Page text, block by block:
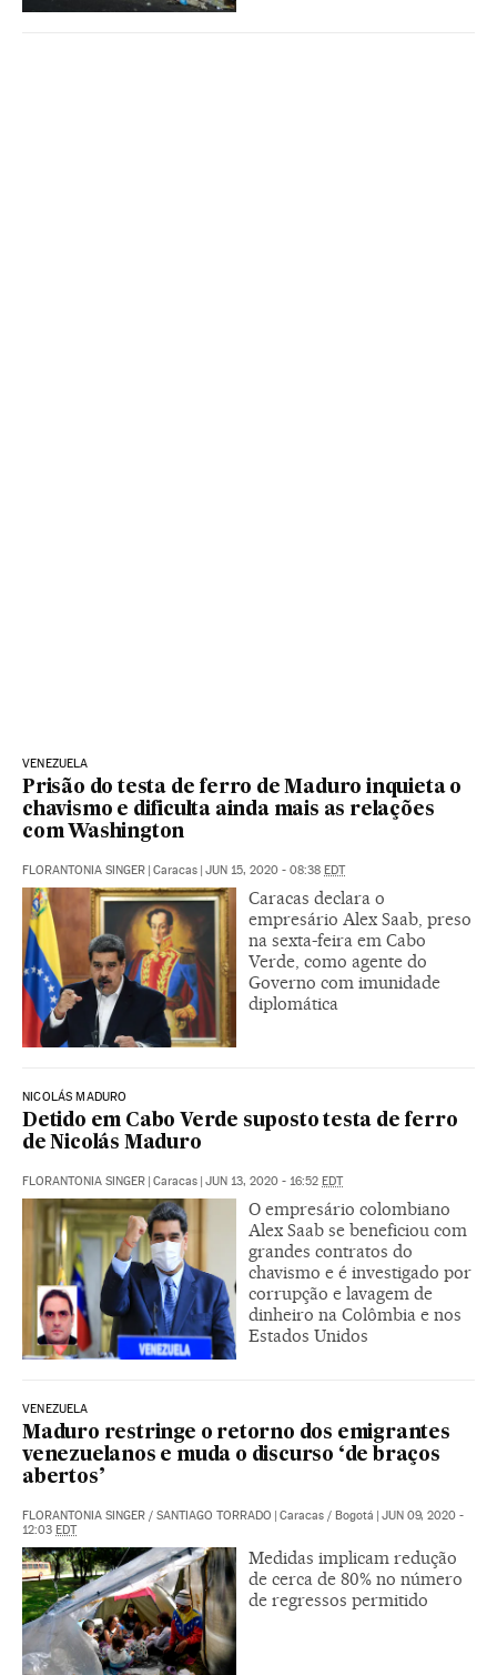
VENEZUELA
Prisão do testa de ferro de Maduro inquieta o
chavismo e dificulta ainda mais as relações
com Washington
FLORANTONIA SINGER | Caracas | JUN 15, 2020 - 08:38 EDT
Caracas declara o
empresário Alex Saab, preso
na sexta-feira em Cabo
Verde, como agente do
Governo com imunidade
diplomática
NICOLÁS MADURO
Detido em Cabo Verde suposto testa de ferro
de Nicolás Maduro
FLORANTONIA SINGER Caracas JUN 13, 2020 - 16:52 EDT
O empresário colombiano
Alex Saab se beneficiou com
grandes contratos do
chavismo e é investigado por
corrupção e lavagem de
dinheiro na Colômbia e nos
Estados Unidos
VENEZUELA
Maduro restringe o retorno dos emigrantes
venezuelanos e muda o discurso ‘de braços
abertos’
FLORANTONIA SINGER / SANTIAGO TORRADO Caracas / Bogotá
JUN 09, 2020 -
12:03 EDT
Medidas implicam redução
de cerca de 80% no número
de regressos permitido